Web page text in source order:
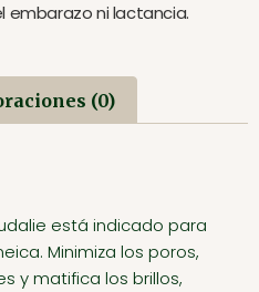
embarazo ni lactancia.
(0)
está indicado para
Minimiza los poros,
y matifica los brillos,